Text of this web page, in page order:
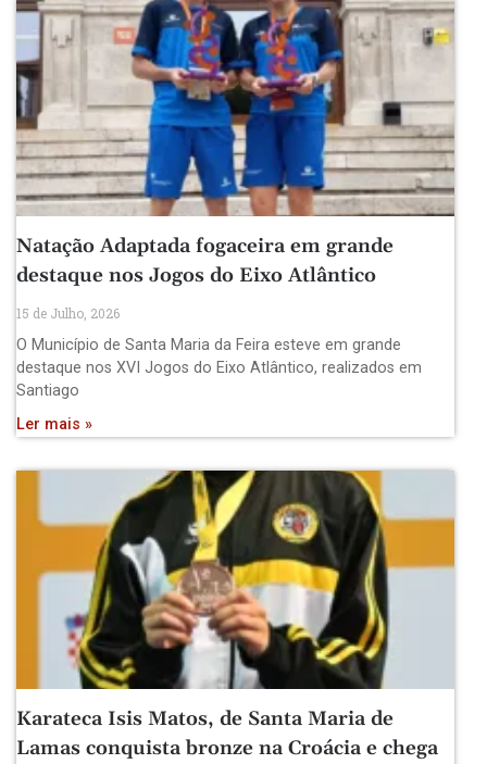
Natação Adaptada fogaceira em grande
destaque nos Jogos do Eixo Atlântico
15 de Julho, 2026
O Município de Santa Maria da Feira esteve em grande
destaque nos XVI Jogos do Eixo Atlântico, realizados em
Santiago
Ler mais »
Karateca Isis Matos, de Santa Maria de
Lamas conquista bronze na Croácia e chega